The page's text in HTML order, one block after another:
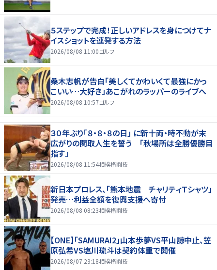
５ステップで完成！正しいアドレスを身につけてナ
イスショットを連発する方法
2026/08/08 11:00ゴルフ
桑木志帆が告白「美しくてかわいくて最強にかっ
こいい…大好き」あこがれのラッパーのライブへ
2026/08/08 10:57ゴルフ
３０年ぶり「８・８・８の日」 に新十両・時不動が末
広がりの関取人生を誓う 「秋場所は全勝優勝目
指す」
2026/08/08 11:54相撲格闘技
新日本プロレス、「熊本地震 チャリティＴシャツ」
発売…利益全額を復興支援へ寄付
2026/08/08 08:23相撲格闘技
【ONE】「SAMURAI2」山本歩夢VS平山諒中止、笠
原弘希VS塩川琉斗は契約体重で開催
2026/08/07 23:18相撲格闘技